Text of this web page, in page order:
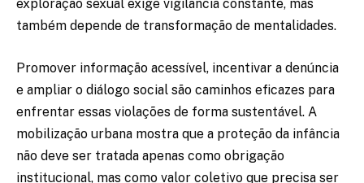
exploração sexual exige vigilância constante, mas
também depende de transformação de mentalidades.
Promover informação acessível, incentivar a denúncia
e ampliar o diálogo social são caminhos eficazes para
enfrentar essas violações de forma sustentável. A
mobilização urbana mostra que a proteção da infância
não deve ser tratada apenas como obrigação
institucional, mas como valor coletivo que precisa ser